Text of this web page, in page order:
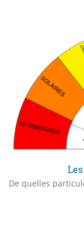
De quelles